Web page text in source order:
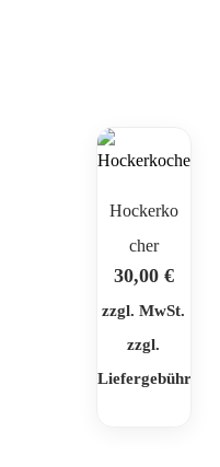
Hockerko
cher
30,00 €
zzgl. MwSt.
zzgl.
Liefergebühr